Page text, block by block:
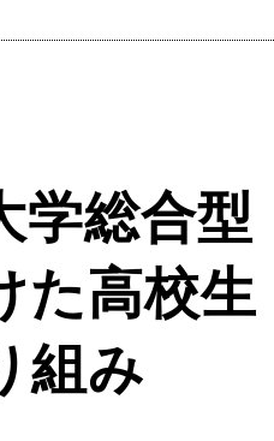
学総合型
た高校生
組み